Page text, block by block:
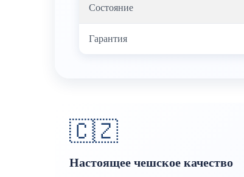
Состояние
Гарантия
🇨🇿
Настоящее чешское качество